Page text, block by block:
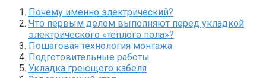
Почему именно электрический?
Что первым делом выполняют перед укладкой
электрического «тёплого пола»?
Пошаговая технология монтажа
Подготовительные работы
Укладка греющего кабеля